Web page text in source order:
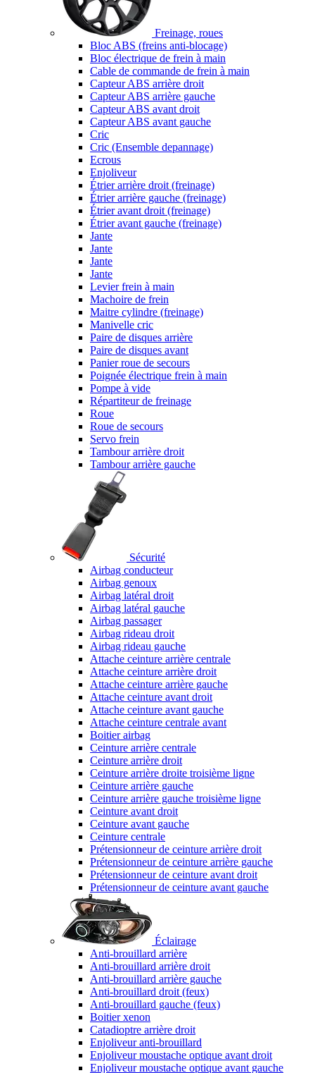
Freinage, roues
Bloc ABS (freins anti-blocage)
Bloc électrique de frein à main
Cable de commande de frein à main
Capteur ABS arrière droit
Capteur ABS arrière gauche
Capteur ABS avant droit
Capteur ABS avant gauche
Cric
Cric (Ensemble depannage)
Ecrous
Enjoliveur
Étrier arrière droit (freinage)
Étrier arrière gauche (freinage)
Étrier avant droit (freinage)
Étrier avant gauche (freinage)
Jante
Jante
Jante
Jante
Levier frein à main
Machoire de frein
Maitre cylindre (freinage)
Manivelle cric
Paire de disques arrière
Paire de disques avant
Panier roue de secours
Poignée électrique frein à main
Pompe à vide
Répartiteur de freinage
Roue
Roue de secours
Servo frein
Tambour arrière droit
Tambour arrière gauche
Sécurité
Airbag conducteur
Airbag genoux
Airbag latéral droit
Airbag latéral gauche
Airbag passager
Airbag rideau droit
Airbag rideau gauche
Attache ceinture arrière centrale
Attache ceinture arrière droit
Attache ceinture arrière gauche
Attache ceinture avant droit
Attache ceinture avant gauche
Attache ceinture centrale avant
Boitier airbag
Ceinture arrière centrale
Ceinture arrière droit
Ceinture arrière droite troisième ligne
Ceinture arrière gauche
Ceinture arrière gauche troisième ligne
Ceinture avant droit
Ceinture avant gauche
Ceinture centrale
Prétensionneur de ceinture arrière droit
Prétensionneur de ceinture arrière gauche
Prétensionneur de ceinture avant droit
Prétensionneur de ceinture avant gauche
Éclairage
Anti-brouillard arrière
Anti-brouillard arrière droit
Anti-brouillard arrière gauche
Anti-brouillard droit (feux)
Anti-brouillard gauche (feux)
Boitier xenon
Catadioptre arrière droit
Enjoliveur anti-brouillard
Enjoliveur moustache optique avant droit
Enjoliveur moustache optique avant gauche